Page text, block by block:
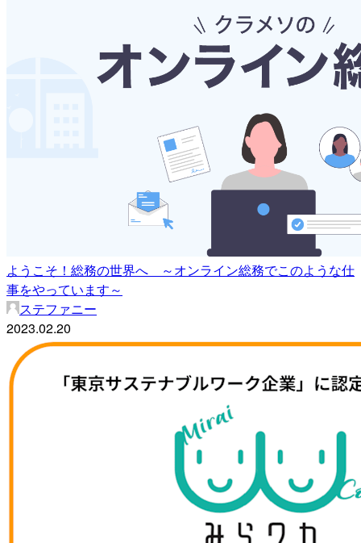
ようこそ！総務の世界へ ～オンライン総務でこのような仕
事をやっています～
ステファニー
2023.02.20